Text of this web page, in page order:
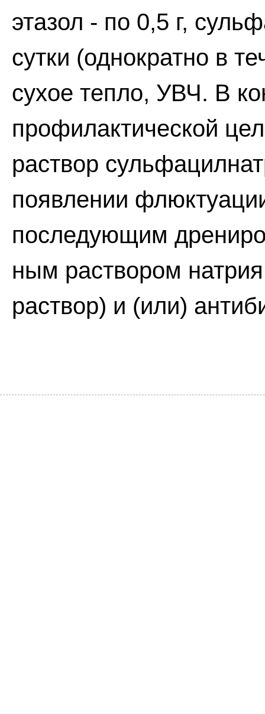
этазол - по 0,5 г,
сутки (однократно в
сухое тепло, УВЧ. В
профилактической
раствор
появлении
последующим
ным раствором
раствор) и (или)